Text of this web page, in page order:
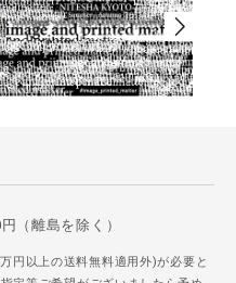
（離島を除く）
円以上の送料無料適用外)が必要と